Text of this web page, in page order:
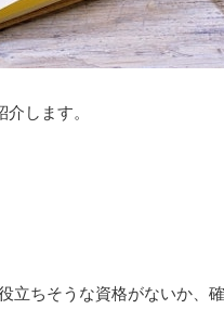
します。
ちそうな資格がないか、